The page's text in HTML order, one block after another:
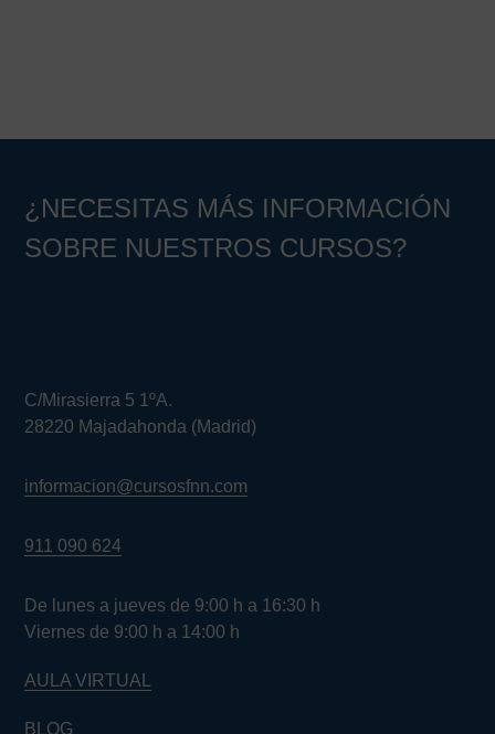
¿NECESITAS MÁS INFORMACIÓN
SOBRE NUESTROS CURSOS?
C/Mirasierra 5 1ºA.
28220 Majadahonda (Madrid)
informacion@cursosfnn.com
911 090 624
De lunes a jueves de 9:00 h a 16:30 h
Viernes de 9:00 h a 14:00 h
AULA VIRTUAL
BLOG